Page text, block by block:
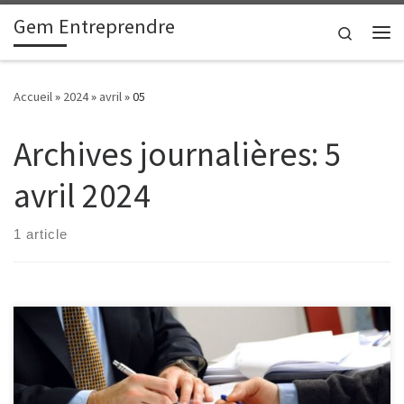
Passer au contenu
Gem Entreprendre
Search
Accueil» 2024» avril»05
Archives journalières: 5
avril 2024
1 article
La publication d’annonces légales est une démarche
indispensable que vous devez effectuer tout au long de la vie de